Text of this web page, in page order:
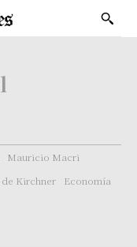
Mauricio Macri
Kirchner
Economía